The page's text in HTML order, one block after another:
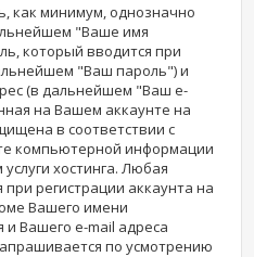
как минимум, однозначно
"Ваше имя
который вводится при
"Ваш пароль") и
(в дальнейшем "Ваш e-
на Вашем аккаунте на
в соответствии с
компьютерной информации
хостинга. Любая
регистрации аккаунта на
Вашего имени
и Вашего e-mail адреса
по усмотрению